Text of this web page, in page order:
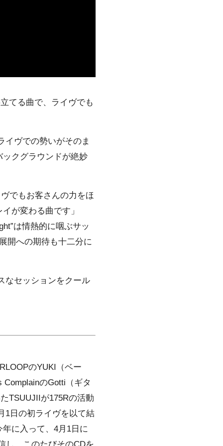
てる曲で、ライヴでも
イヴでの勢いがそのま
クグラウンドが絶妙
でもお客さんの力をほ
が変わる曲です」
は情熱的に咽ぶサッ
開への期待も十二分に
なセッションをクール
のYUKI（ベー
のGotti（ギタ
TSUUJIIが175Rの活動
1日の初ライヴを以て結
に入って、4月1日に